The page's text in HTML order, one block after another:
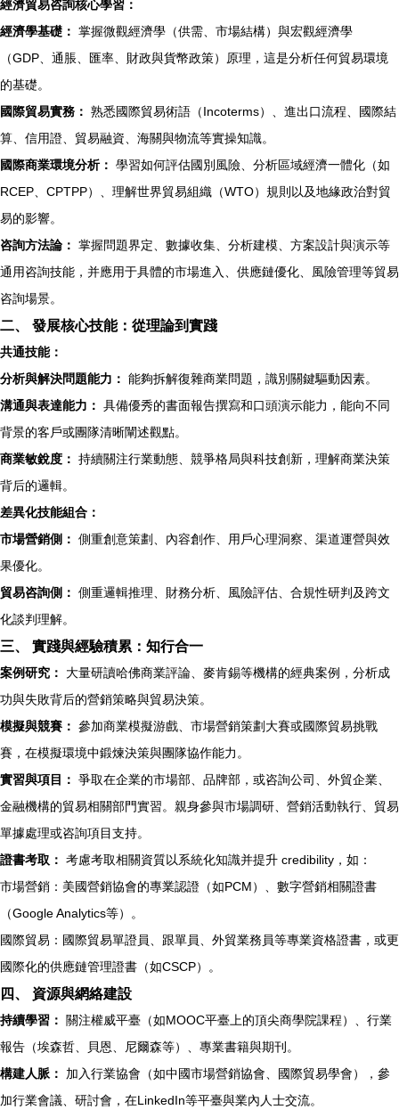
經濟貿易咨詢核心學習：
經濟學基礎： 掌握微觀經濟學（供需、市場結構）與宏觀經濟學
（GDP、通脹、匯率、財政與貨幣政策）原理，這是分析任何貿易環境
的基礎。
國際貿易實務： 熟悉國際貿易術語（Incoterms）、進出口流程、國際結
算、信用證、貿易融資、海關與物流等實操知識。
國際商業環境分析： 學習如何評估國別風險、分析區域經濟一體化（如
RCEP、CPTPP）、理解世界貿易組織（WTO）規則以及地緣政治對貿
易的影響。
咨詢方法論： 掌握問題界定、數據收集、分析建模、方案設計與演示等
通用咨詢技能，并應用于具體的市場進入、供應鏈優化、風險管理等貿易
咨詢場景。
二、 發展核心技能：從理論到實踐
共通技能：
分析與解決問題能力： 能夠拆解復雜商業問題，識別關鍵驅動因素。
溝通與表達能力： 具備優秀的書面報告撰寫和口頭演示能力，能向不同
背景的客戶或團隊清晰闡述觀點。
商業敏銳度： 持續關注行業動態、競爭格局與科技創新，理解商業決策
背后的邏輯。
差異化技能組合：
市場營銷側： 側重創意策劃、內容創作、用戶心理洞察、渠道運營與效
果優化。
貿易咨詢側： 側重邏輯推理、財務分析、風險評估、合規性研判及跨文
化談判理解。
三、 實踐與經驗積累：知行合一
案例研究：
大量研讀哈佛商業評論、麥肯錫等機構的經典案例，分析成
功與失敗背后的營銷策略與貿易決策。
模擬與競賽： 參加商業模擬游戲、市場營銷策劃大賽或國際貿易挑戰
賽，在模擬環境中鍛煉決策與團隊協作能力。
實習與項目： 爭取在企業的市場部、品牌部，或咨詢公司、外貿企業、
金融機構的貿易相關部門實習。親身參與市場調研、營銷活動執行、貿易
單據處理或咨詢項目支持。
證書考取： 考慮考取相關資質以系統化知識并提升 credibility，如：
市場營銷：美國營銷協會的專業認證（如PCM）、數字營銷相關證書
（Google Analytics等）。
國際貿易：國際貿易單證員、跟單員、外貿業務員等專業資格證書，或更
國際化的供應鏈管理證書（如CSCP）。
四、 資源與網絡建設
持續學習：
關注權威平臺（如MOOC平臺上的頂尖商學院課程）、行業
報告（埃森哲、貝恩、尼爾森等）、專業書籍與期刊。
構建人脈：
加入行業協會（如中國市場營銷協會、國際貿易學會），參
加行業會議、研討會，在LinkedIn等平臺與業內人士交流。